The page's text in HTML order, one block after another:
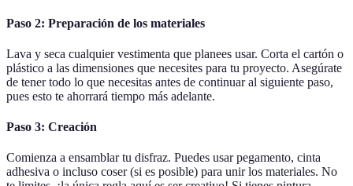
Paso 2: Preparación de los materiales
Lava y seca cualquier vestimenta que planees usar. Corta el cartón o
plástico a las dimensiones que necesites para tu proyecto. Asegúrate
de tener todo lo que necesitas antes de continuar al siguiente paso,
pues esto te ahorrará tiempo más adelante.
Paso 3: Creación
Comienza a ensamblar tu disfraz. Puedes usar pegamento, cinta
adhesiva o incluso coser (si es posible) para unir los materiales. No